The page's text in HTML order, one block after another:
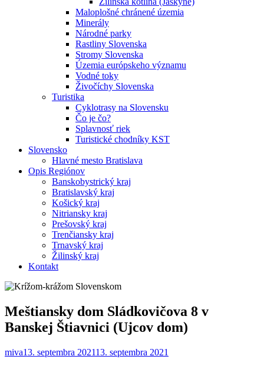
Maloplošné chránené územia
Minerály
Národné parky
Rastliny Slovenska
Stromy Slovenska
Územia európskeho významu
Vodné toky
Živočíchy Slovenska
Turistika
Cyklotrasy na Slovensku
Čo je čo?
Splavnosť riek
Turistické chodníky KST
Slovensko
Hlavné mesto Bratislava
Opis Regiónov
Banskobystrický kraj
Bratislavský kraj
Košický kraj
Nitriansky kraj
Prešovský kraj
Trenčiansky kraj
Trnavský kraj
Žilinský kraj
Kontakt
Meštiansky dom Sládkovičova 8 v
Banskej Štiavnici (Ujcov dom)
miva13. septembra 202113. septembra 2021